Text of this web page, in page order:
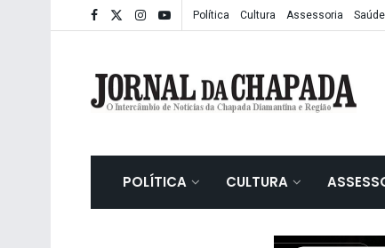
Política Cultura Assessoria Saúde
POLÍTICA CULTURA